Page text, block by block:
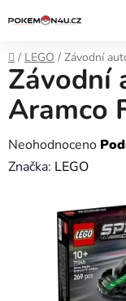
na
Domů
/ LEGO / Závodní
Závodní
Aramco
Průměrné
hodnocení
Neohodnoceno
Značka: LEGO